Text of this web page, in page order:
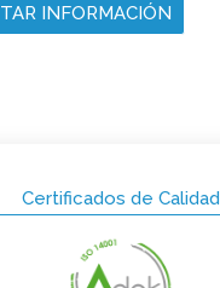
INFORMACIÓN
Certificados de Calidad